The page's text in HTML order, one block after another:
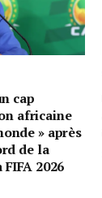
cap
africaine
» après
de la
2026